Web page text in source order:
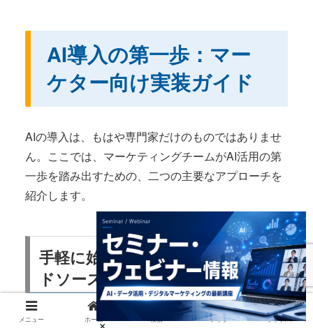
AI導入の第一歩：マー
ケター向け実装ガイド
AIの導入は、もはや専門家だけのものではありませ
ん。ここでは、マーケティングチームがAI活用の第
一歩を踏み出すための、二つの主要なアプローチを
紹介します。
手軽に始めるAPI活用（クローズ
ドソース）
APIは、レストランのウェイターのようなもので
メニュー ホーム 検索 トップ サイドバー